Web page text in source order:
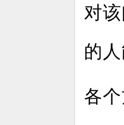
对
的
各